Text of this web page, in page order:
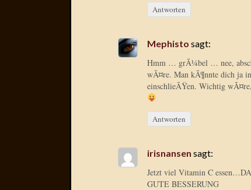
Antworten
Mephisto sagt:
Hmm … grÃ¼bel … nee,
wÃ¤re. Man kÃ¶nnte dich ja
einschlieÃŸen. Wichtig
Antworten
irisnansen sagt:
Jetzt viel Vitamin C
GUTE BESSERUNG